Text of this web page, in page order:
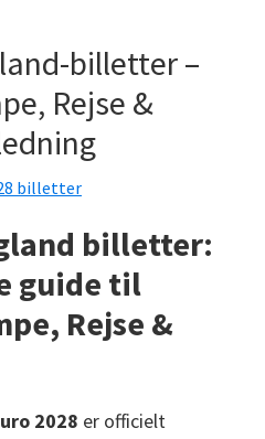
billetter –
Rejse &
billetter
billetter:
guide til
Rejse &
2028 er officielt